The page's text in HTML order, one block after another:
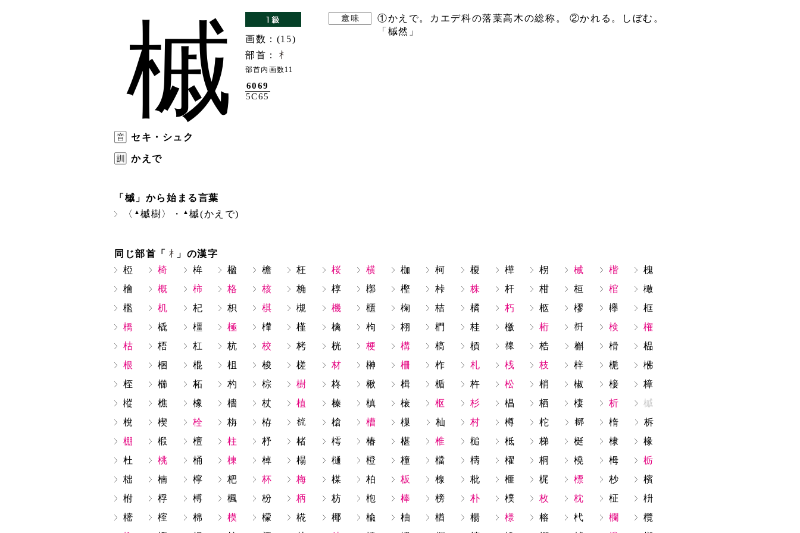
槭
画数：(15)
部首：
部首内画数11
6069
5C65
セキ・シュク
かえで
①かえで。カエデ科の落葉高木の総称。 ②かれる。しぼむ。
「槭然」
「槭」から始まる言葉
〈 ▲槭樹〉・ ▲槭(かえで)
同じ部首「
」の漢字
椏
椅 桙 楹 檐 枉 桜 横 枷 柯 榎 樺 枴 械 楷
槐
檜
概 柿 格 核 桷 椁 槨 樫 桛 株 杆 柑 桓 棺
橄
檻
机 杞 枳 棋 槻 機 櫃 椈 桔 橘 朽 柩 樛 欅
框
橋
橇 橿 極 檋 槿 檎 枸 栩 椚 桂 檄 桁 検
権
枯
梧 杠 杭 校 栲 桄 梗 構 槁 槓 梏 槲 榾
榀
根
梱 棍 柤 梭 槎 材 榊 柵 柞 札 桟 枝 梓 梔
梻
桎
櫛 柘 杓 棕 樹 柊 楸 楫 楯 杵 松 梢 椒 椄
樟
樅
樵 橡 檣 杖 植 榛 槙 榱 枢 杉 椙 栖 棲 析
槭
梲
楔 栓 栴 栫 槍 槽 樔 杣 村 樽 柁 楕
柝
棚
椴 檀 柱 杼 楮 樗 椿 椹 椎 槌 柢 梯 梃 棣
椽
杜
桃 桶 棟 棹 榻 樋 橙 橦 檔 檮 櫂 桐 橈 栂
栃
柮
楠 檸 杷 杯 梅 楳 柏 板 楾 枇 榧 梶 標 杪
檳
柎
桴 榑 楓 枌 柄 枋 枹 棒 榜 朴 樸 枚 枕 柾
枡
樒
榁 棉 模 檬 椛 椰 楡 柚 楢 楊 様 榕 杙 欄
欖